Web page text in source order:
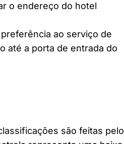
o endereço do hotel
ao serviço de
até a porta de entrada do
são feitas pelo